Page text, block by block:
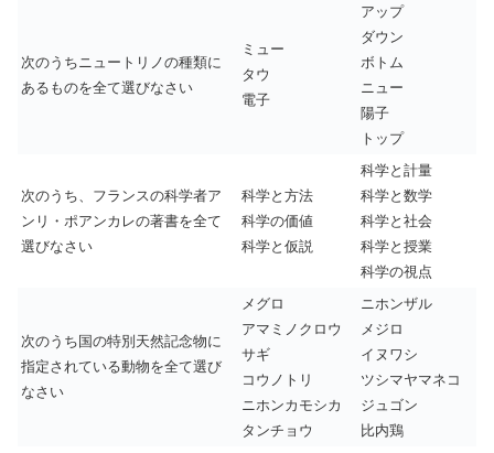
次のうちニュートリノの種類に
あるものを全て選びなさい
ミュー
タウ
電子
アップ
ダウン
ボトム
ニュー
陽子
トップ
次のうち、フランスの科学者ア
ンリ・ポアンカレの著書を全て
選びなさい
科学と方法
科学の価値
科学と仮説
科学と計量
科学と数学
科学と社会
科学と授業
科学の視点
次のうち国の特別天然記念物に
指定されている動物を全て選び
なさい
メグロ
アマミノクロウ
サギ
コウノトリ
ニホンカモシカ
タンチョウ
ニホンザル
メジロ
イヌワシ
ツシマヤマネコ
ジュゴン
比内鶏